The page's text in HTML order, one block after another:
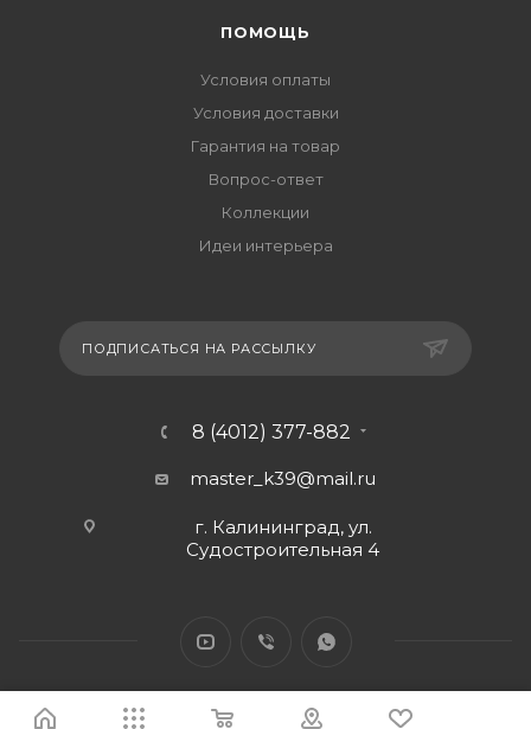
ПОМОЩЬ
Условия оплаты
Условия доставки
Гарантия на товар
Вопрос-ответ
Коллекции
Идеи интерьера
ПОДПИСАТЬСЯ НА РАССЫЛКУ
8 (4012) 377-882
master_k39@mail.ru
г. Калининград, ул.
Судостроительная 4